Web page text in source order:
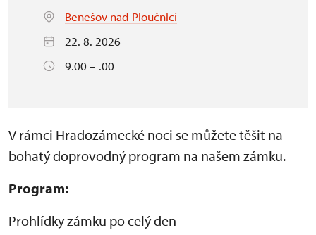
Benešov nad Ploučnicí
22. 8. 2026
9.00 – .00
V rámci Hradozámecké noci se můžete těšit na
bohatý doprovodný program na našem zámku.
Program:
Prohlídky zámku po celý den